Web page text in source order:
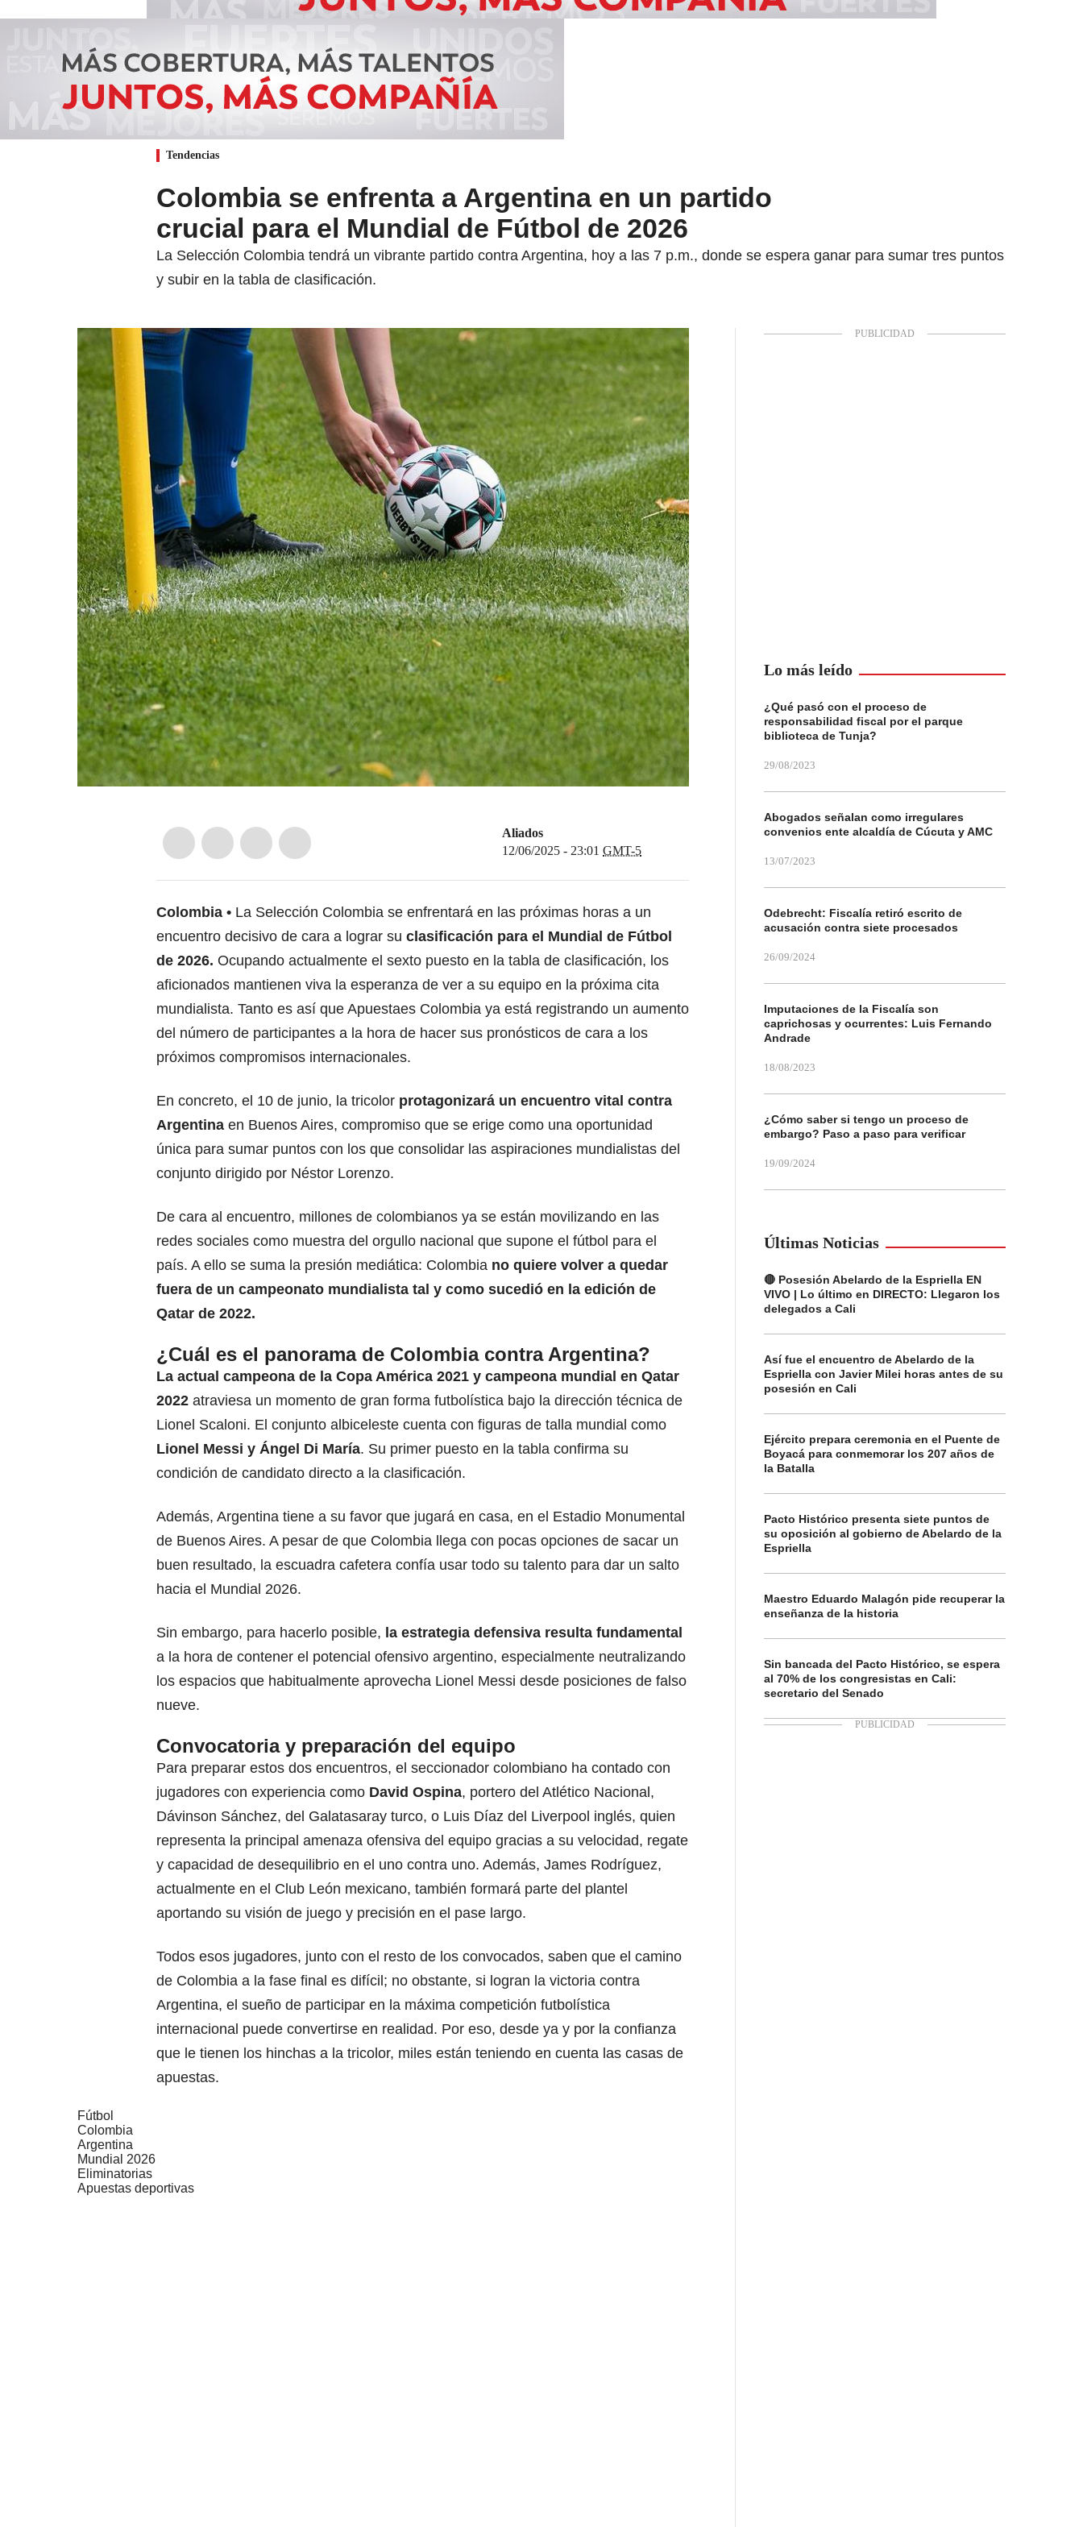
Tendencias
Colombia se enfrenta a Argentina en un partido
crucial para el Mundial de Fútbol de 2026
La Selección Colombia tendrá un vibrante partido contra Argentina, hoy a las 7 p.m., donde se espera ganar para sumar tres puntos
y subir en la tabla de clasificación.
Aliados
12/06/2025 - 23:01 GMT-5
Colombia
La Selección Colombia se enfrentará en las próximas horas a un
encuentro decisivo de cara a lograr su clasificación para el Mundial de Fútbol
de 2026. Ocupando actualmente el sexto puesto en la tabla de clasificación, los
aficionados mantienen viva la esperanza de ver a su equipo en la próxima cita
mundialista. Tanto es así que Apuestaes Colombia ya está registrando un aumento
del número de participantes a la hora de hacer sus pronósticos de cara a los
próximos compromisos internacionales.
En concreto, el 10 de junio, la tricolor protagonizará un encuentro vital contra
Argentina en Buenos Aires, compromiso que se erige como una oportunidad
única para sumar puntos con los que consolidar las aspiraciones mundialistas del
conjunto dirigido por Néstor Lorenzo.
De cara al encuentro, millones de colombianos ya se están movilizando en las
redes sociales como muestra del orgullo nacional que supone el fútbol para el
país. A ello se suma la presión mediática: Colombia no quiere volver a quedar
fuera de un campeonato mundialista tal y como sucedió en la edición de
Qatar de 2022.
¿Cuál es el panorama de Colombia contra Argentina?
La actual campeona de la Copa América 2021 y campeona mundial en Qatar
2022 atraviesa un momento de gran forma futbolística bajo la dirección técnica de
Lionel Scaloni. El conjunto albiceleste cuenta con figuras de talla mundial como
Lionel Messi y Ángel Di María. Su primer puesto en la tabla confirma su
condición de candidato directo a la clasificación.
Además, Argentina tiene a su favor que jugará en casa, en el Estadio Monumental
de Buenos Aires. A pesar de que Colombia llega con pocas opciones de sacar un
buen resultado, la escuadra cafetera confía usar todo su talento para dar un salto
hacia el Mundial 2026.
Sin embargo, para hacerlo posible, la estrategia defensiva resulta fundamental
a la hora de contener el potencial ofensivo argentino, especialmente neutralizando
los espacios que habitualmente aprovecha Lionel Messi desde posiciones de falso
nueve.
Convocatoria y preparación del equipo
Para preparar estos dos encuentros, el seccionador colombiano ha contado con
jugadores con experiencia como David Ospina, portero del Atlético Nacional,
Dávinson Sánchez, del Galatasaray turco, o Luis Díaz del Liverpool inglés, quien
representa la principal amenaza ofensiva del equipo gracias a su velocidad, regate
y capacidad de desequilibrio en el uno contra uno. Además, James Rodríguez,
actualmente en el Club León mexicano, también formará parte del plantel
aportando su visión de juego y precisión en el pase largo.
Todos esos jugadores, junto con el resto de los convocados, saben que el camino
de Colombia a la fase final es difícil; no obstante, si logran la victoria contra
Argentina, el sueño de participar en la máxima competición futbolística
internacional puede convertirse en realidad. Por eso, desde ya y por la confianza
que le tienen los hinchas a la tricolor, miles están teniendo en cuenta las casas de
apuestas.
Fútbol
Colombia
Argentina
Mundial 2026
Eliminatorias
Apuestas deportivas
Lo más leído
¿Qué pasó con el proceso de
responsabilidad fiscal por el parque
biblioteca de Tunja?
29/08/2023
Abogados señalan como irregulares
convenios ente alcaldía de Cúcuta y AMC
13/07/2023
Odebrecht: Fiscalía retiró escrito de
acusación contra siete procesados
26/09/2024
Imputaciones de la Fiscalía son
caprichosas y ocurrentes: Luis Fernando
Andrade
18/08/2023
¿Cómo saber si tengo un proceso de
embargo? Paso a paso para verificar
19/09/2024
Últimas Noticias
🔴 Posesión Abelardo de la Espriella EN
VIVO | Lo último en DIRECTO: Llegaron los
delegados a Cali
Así fue el encuentro de Abelardo de la
Espriella con Javier Milei horas antes de su
posesión en Cali
Ejército prepara ceremonia en el Puente de
Boyacá para conmemorar los 207 años de
la Batalla
Pacto Histórico presenta siete puntos de
su oposición al gobierno de Abelardo de la
Espriella
Maestro Eduardo Malagón pide recuperar la
enseñanza de la historia
Sin bancada del Pacto Histórico, se espera
al 70% de los congresistas en Cali:
secretario del Senado